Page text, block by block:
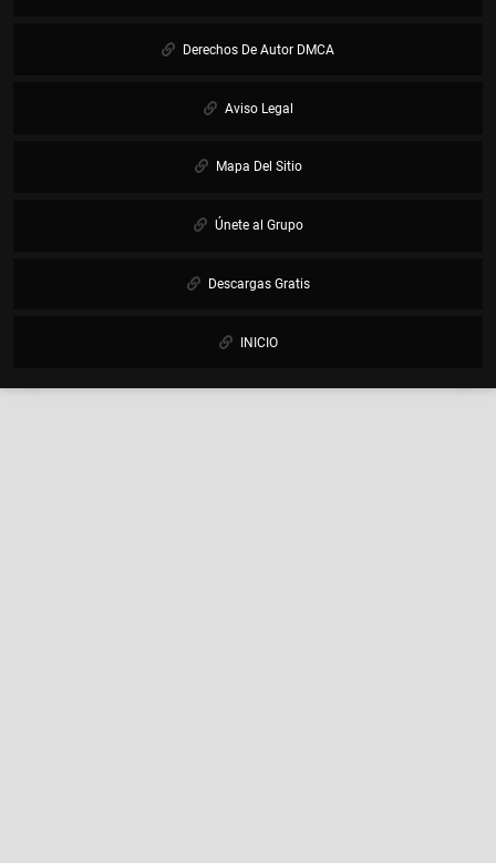
Derechos De Autor DMCA
Aviso Legal
Mapa Del Sitio
Únete al Grupo
Descargas Gratis
INICIO